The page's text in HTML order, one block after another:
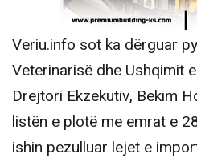
Veriu.info sot ka dërguar
Veterinarisë dhe Ushqimit
Drejtori Ekzekutiv, Bekim
listën e plotë me emrat e
ishin pezulluar lejet e